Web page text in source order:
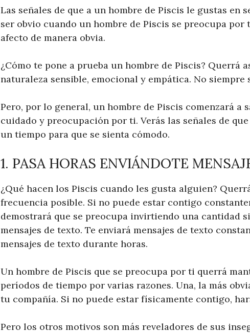
Las señales de que a un hombre de Piscis le gustas en
ser obvio cuando un hombre de Piscis se preocupa
afecto de manera obvia.
¿Cómo te pone a prueba un hombre de Piscis? Querrá
naturaleza sensible, emocional y empática. No siempre
Pero, por lo general, un hombre de Piscis comenzará a
cuidado y preocupación por ti. Verás las señales de
un tiempo para que se sienta cómodo.
1. PASA HORAS ENVIÁNDOTE
¿Qué hacen los Piscis cuando les gusta alguien?
frecuencia posible. Si no puede estar contigo
demostrará que se preocupa invirtiendo una cantidad
mensajes de texto. Te enviará mensajes de texto
mensajes de texto durante horas.
Un hombre de Piscis que se preocupa por ti querrá
períodos de tiempo por varias razones. Una, la más
tu compañía. Si no puede estar físicamente contigo,
Pero los otros motivos son más reveladores de sus